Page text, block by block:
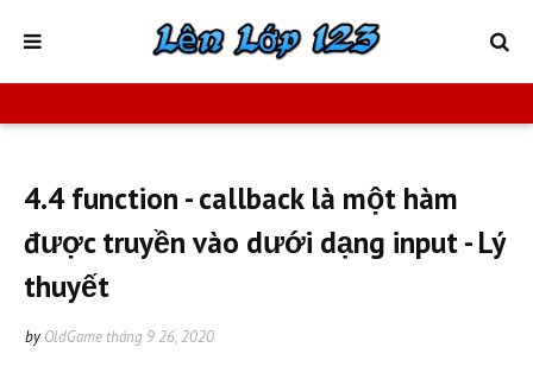
4.4 function - callback là một hàm
được truyền vào dưới dạng input - Lý
thuyết
by OldGame tháng 9 26, 2020